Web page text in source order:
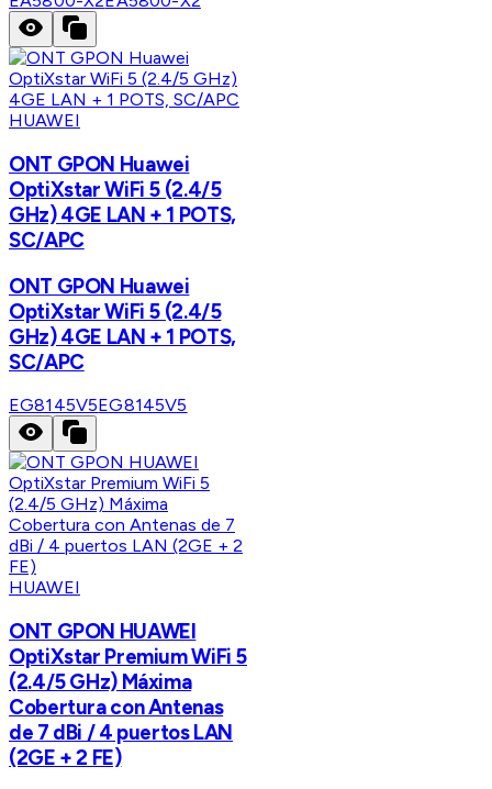
HUAWEI
ONT GPON Huawei
OptiXstar WiFi 5 (2.4/5
GHz) 4GE LAN + 1 POTS,
SC/APC
ONT GPON Huawei
OptiXstar WiFi 5 (2.4/5
GHz) 4GE LAN + 1 POTS,
SC/APC
EG8145V5EG8145V5
HUAWEI
ONT GPON HUAWEI
OptiXstar Premium WiFi 5
(2.4/5 GHz) Máxima
Cobertura con Antenas
de 7 dBi / 4 puertos LAN
(2GE + 2 FE)